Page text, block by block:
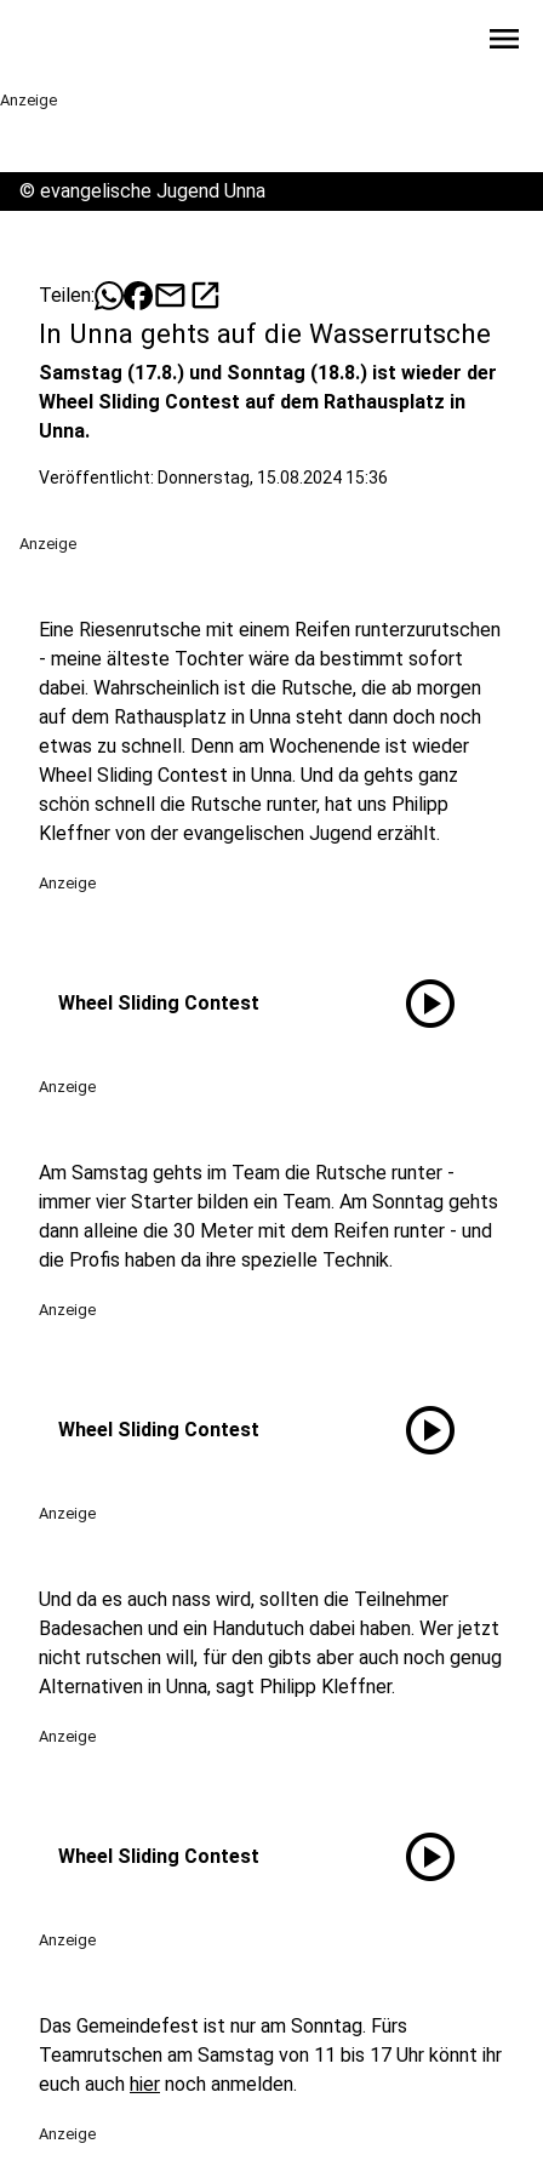
menu
Anzeige
© evangelische Jugend Unna
Teilen: mailopen_in_new
In Unna gehts auf die Wasserrutsche
Samstag (17.8.) und Sonntag (18.8.) ist wieder der
Wheel Sliding Contest auf dem Rathausplatz in
Unna.
Veröffentlicht: Donnerstag, 15.08.2024 15:36
Anzeige
Eine Riesenrutsche mit einem Reifen runterzurutschen
- meine älteste Tochter wäre da bestimmt sofort
dabei. Wahrscheinlich ist die Rutsche, die ab morgen
auf dem Rathausplatz in Unna steht dann doch noch
etwas zu schnell. Denn am Wochenende ist wieder
Wheel Sliding Contest in Unna. Und da gehts ganz
schön schnell die Rutsche runter, hat uns Philipp
Kleffner von der evangelischen Jugend erzählt.
Anzeige
Wheel Sliding Contest play_circle
Anzeige
Am Samstag gehts im Team die Rutsche runter -
immer vier Starter bilden ein Team. Am Sonntag gehts
dann alleine die 30 Meter mit dem Reifen runter - und
die Profis haben da ihre spezielle Technik.
Anzeige
Wheel Sliding Contest play_circle
Anzeige
Und da es auch nass wird, sollten die Teilnehmer
Badesachen und ein Handutuch dabei haben. Wer jetzt
nicht rutschen will, für den gibts aber auch noch genug
Alternativen in Unna, sagt Philipp Kleffner.
Anzeige
Wheel Sliding Contest play_circle
Anzeige
Das Gemeindefest ist nur am Sonntag. Fürs
Teamrutschen am Samstag von 11 bis 17 Uhr könnt ihr
euch auch hier noch anmelden.
Anzeige